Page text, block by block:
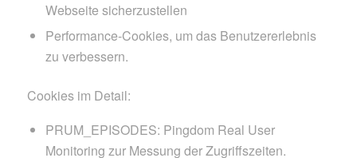
Webseite sicherzustellen
Performance-Cookies, um das Benutzererlebnis
zu verbessern.
Cookies im Detail:
PRUM_EPISODES: Pingdom Real User
Monitoring zur Messung der Zugriffszeiten.